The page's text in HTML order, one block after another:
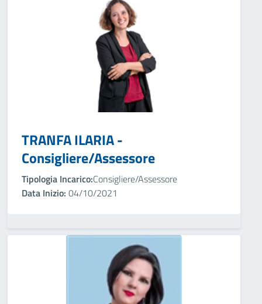
TRANFA ILARIA -
Consigliere/Assessore
Tipologia Incarico:Consigliere/Assessore
Data Inizio: 04/10/2021